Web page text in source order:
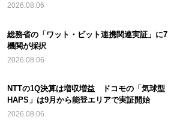
2026.08.06
総務省の「ワット・ビット連携関連実証」に7
機関が採択
2026.08.06
NTTの1Q決算は増収増益 ドコモの「気球型
HAPS」は9月から能登エリアで実証開始
2026.08.06